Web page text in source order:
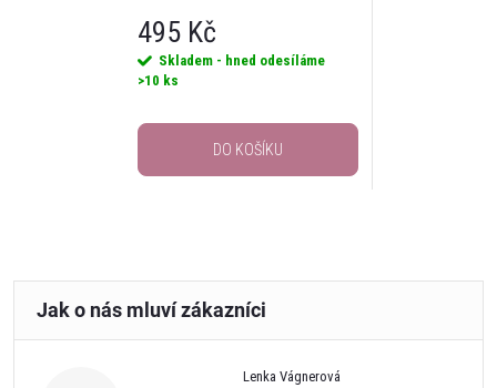
495 Kč
Skladem - hned odesíláme
>10 ks
DO KOŠÍKU
Lenka Vágnerová